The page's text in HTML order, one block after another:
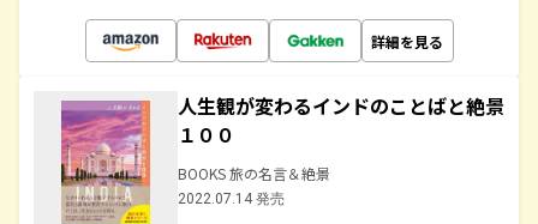
詳細を見る
人生観が変わるインドのことばと絶景
１００
BOOKS 旅の名言＆絶景
2022.07.14 発売